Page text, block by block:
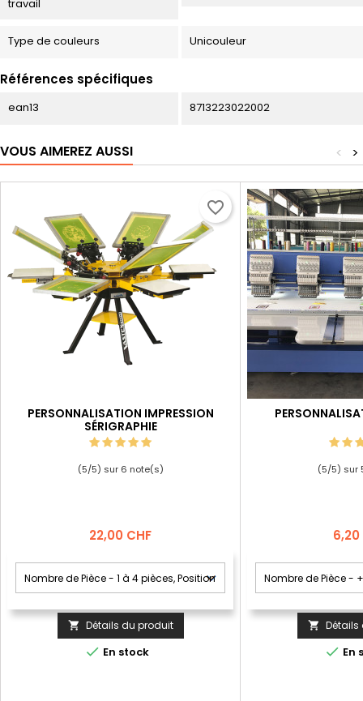
travail
Type de couleurs Unicouleur
Références spécifiques
ean13 8713223022002
VOUS AIMEREZ AUSSI >
<
PERSONNALISATION IMPRESSION
SÉRIGRAPHIE
(5/5) sur 6 note(s)
Prix
22,00 CHF
 Détails du produit
 En stock
favorite_border
(5/5) sur
Prix
6,20
 Détails
 En